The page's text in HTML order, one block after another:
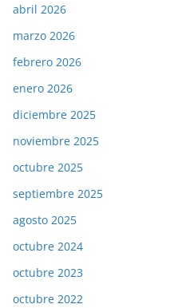
abril 2026
marzo 2026
febrero 2026
enero 2026
diciembre 2025
noviembre 2025
octubre 2025
septiembre 2025
agosto 2025
octubre 2024
octubre 2023
octubre 2022